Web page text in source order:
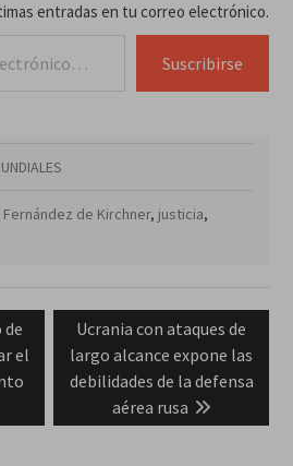
entradas en tu correo electrónico.
Suscribirse
Fernández de Kirchner, justicia,
el
Next
post:
Ucrania con ataques de
largo alcance expone las
debilidades de la defensa
aérea rusa